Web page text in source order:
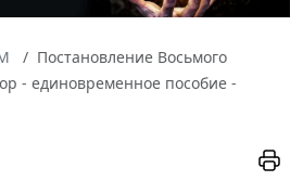
Постановление Восьмого
- единовременное пособие -